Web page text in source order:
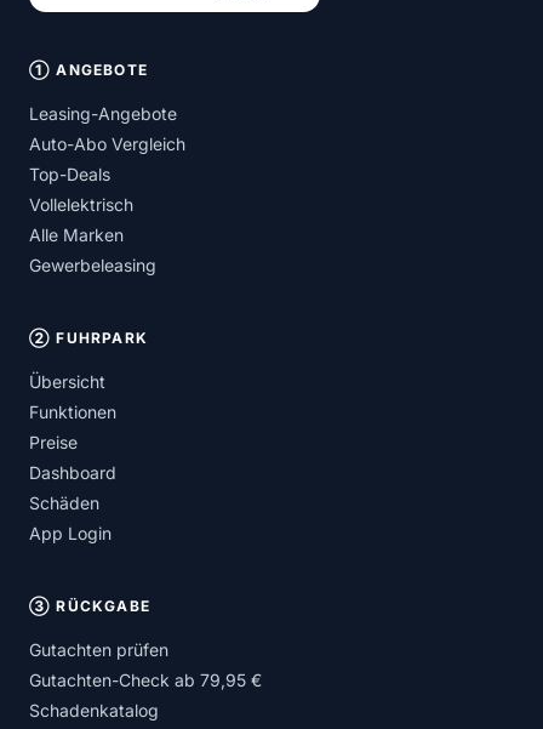
① ANGEBOTE
Leasing-Angebote
Auto-Abo Vergleich
Top-Deals
Vollelektrisch
Alle Marken
Gewerbeleasing
② FUHRPARK
Übersicht
Funktionen
Preise
Dashboard
Schäden
App Login
③ RÜCKGABE
Gutachten prüfen
Gutachten-Check ab 79,95 €
Schadenkatalog